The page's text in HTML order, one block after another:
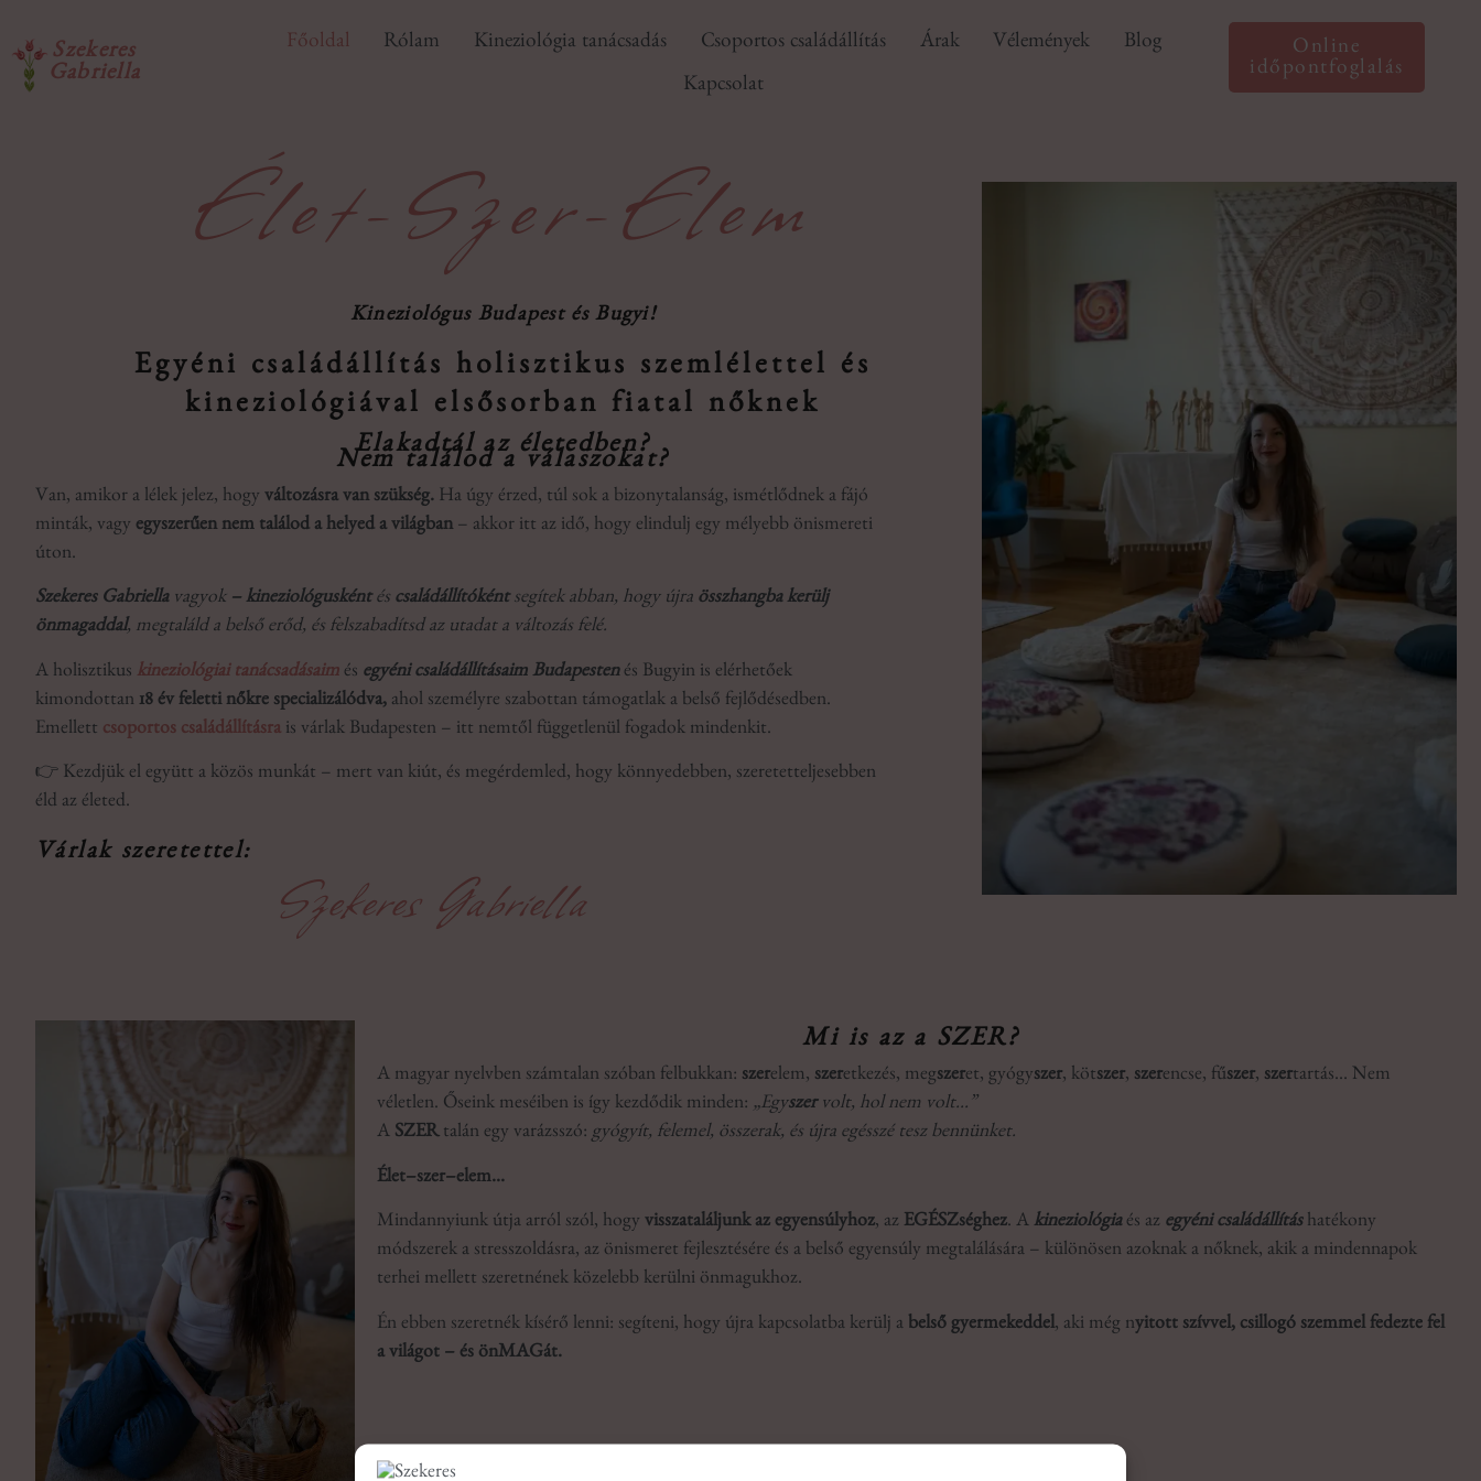
Szekeres
Gabriella
Főoldal Rólam Kineziológia tanácsadás Csoportos családállítás Árak Vélemények Blog
Kapcsolat
Online
időpontfoglalás
Élet-Szer-Elem
Kineziológus Budapest és Bugyi!
Egyéni családállítás holisztikus szemlélettel és
kineziológiával elsősorban fiatal nőknek
Elakadtál az életedben?
Nem találod a válaszokat?
Van, amikor a lélek jelez, hogy változásra van szükség. Ha úgy érzed, túl sok a bizonytalanság, ismétlődnek a fájó
minták, vagy egyszerűen nem találod a helyed a világban– akkor itt az idő, hogy elindulj egy mélyebb önismereti
úton.
Szekeres Gabriella vagyok – kineziológuskéntés családállítókéntsegítek abban, hogy újra összhangba kerülj
önmagaddal, megtaláld a belső erőd, és felszabadítsd az utadat a változás felé.
A holisztikus kineziológiai tanácsadásaim és egyéni családállításaim Budapestenés Bugyin is elérhetőek
kimondottan 18 év feletti nőkre specializálódva, ahol személyre szabottan támogatlak a belső fejlődésedben.
Emellett csoportos családállításra is várlak Budapesten – itt nemtől függetlenül fogadok mindenkit.
👉 Kezdjük el együtt a közös munkát – mert van kiút, és megérdemled, hogy könnyedebben, szeretetteljesebben
éld az életed.
Várlak szeretettel:
Szekeres Gabriella
Mi is az a SZER?
A magyar nyelvben számtalan szóban felbukkan: szerelem, szeretkezés, megszeret, gyógyszer, kötszer, szerencse, fűszer, szertartás… Nem
véletlen. Őseink meséiben is így kezdődik minden: „Egyszervolt, hol nem volt…”
A SZERtalán egy varázsszó:gyógyít, felemel, összerak, és újra egésszé tesz bennünket.
Élet–szer–elem…
Mindannyiunk útja arról szól, hogyvisszataláljunk az egyensúlyhoz, az EGÉSZséghez. Akineziológia és az egyéni családállításhatékony
módszerek a stresszoldásra, az önismeret fejlesztésére és a belső egyensúly megtalálására – különösen azoknak a nőknek, akik a mindennapok
terhei mellett szeretnének közelebb kerülni önmagukhoz.
Én ebben szeretnék kísérő lenni: segíteni, hogy újra kapcsolatba kerülj a belső gyermekeddel, aki még nyitott szívvel, csillogó szemmel fedezte fel
a világot – és önMAGát.